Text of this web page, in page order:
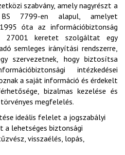
szabvány, amely nagyrészt a
7799-en alapul, amelyet
óta az információbiztonság
27001 keretet szolgáltat egy
semleges irányítási rendszerre,
szervezetnek, hogy biztosítsa
intézkedései
a saját információ és érdekelt
bizalmas kezelése és
megfelelés.
ideális felelet a jogszabályi
a lehetséges biztonsági
visszaélés, lopás,